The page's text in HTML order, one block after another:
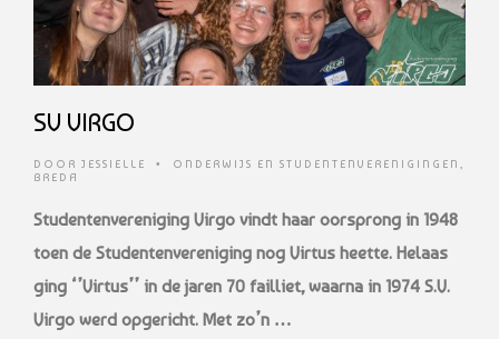
SV VIRGO
DOOR JESSIELLE • ONDERWIJS EN STUDENTENVERENIGINGEN ,
BREDA
Studentenvereniging Virgo vindt haar oorsprong in 1948
toen de Studentenvereniging nog Virtus heette. Helaas
ging ‘’Virtus’’ in de jaren 70 failliet, waarna in 1974 S.V.
Virgo werd opgericht. Met zo’n …